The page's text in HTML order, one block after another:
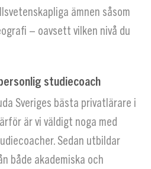
ämnen såsom
– oavsett vilken nivå du
studiecoach
Sveriges bästa privatlärare i
är vi väldigt noga med
Sedan utbildar
både akademiska och